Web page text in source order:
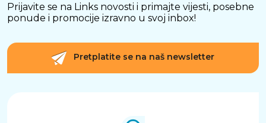
Prijavite se na Links novosti i primajte vijesti, posebne
ponude i promocije izravno u svoj inbox!
Pretplatite se na naš newsletter